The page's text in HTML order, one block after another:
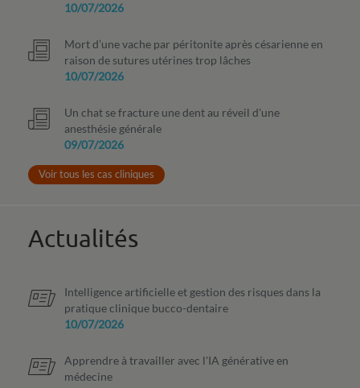
10/07/2026
Mort d’une vache par péritonite après césarienne en
raison de sutures utérines trop lâches
10/07/2026
Un chat se fracture une dent au réveil d'une
anesthésie générale
09/07/2026
Voir tous les cas cliniques
Actualités
Intelligence artificielle et gestion des risques dans la
pratique clinique bucco-dentaire
10/07/2026
Apprendre à travailler avec l'IA générative en
médecine